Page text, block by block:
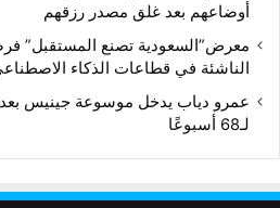
أوضاعهم بعد غلق مصدر رزقهم
معرض”السعودية تصنع المستقبل”
الناشئة في قطاعات الذكاء
عمرو دياب يدخل موسوعة جينيس بعد
لـ68 أسبوعًا